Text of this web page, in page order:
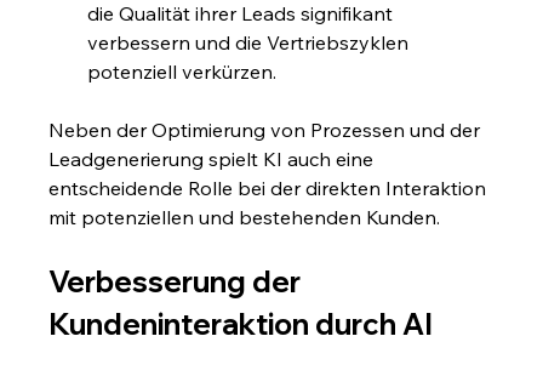
die Qualität ihrer Leads signifikant
verbessern und die Vertriebszyklen
potenziell verkürzen.
Neben der Optimierung von Prozessen und der
Leadgenerierung spielt KI auch eine
entscheidende Rolle bei der direkten Interaktion
mit potenziellen und bestehenden Kunden.
Verbesserung der
Kundeninteraktion durch AI